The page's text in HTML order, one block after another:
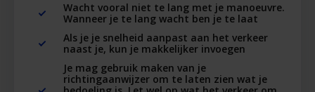
Wacht vooral niet te lang met je manoeuvre.
Wanneer je te lang wacht ben je te laat
Als je je snelheid aanpast aan het verkeer
naast je, kun je makkelijker invoegen
Je mag gebruik maken van je
richtingaanwijzer om te laten zien wat je